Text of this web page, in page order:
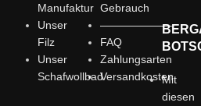
Manufaktur
Unser
Filz
Unser
Schafwollbad
Gebrauch
——————–
FAQ
Zahlungsarten
Versandkosten
Mit
diesen